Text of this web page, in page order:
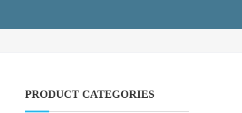
PRODUCT CATEGORIES